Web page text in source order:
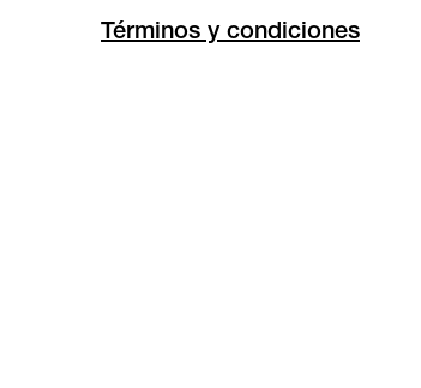
Términos y condiciones